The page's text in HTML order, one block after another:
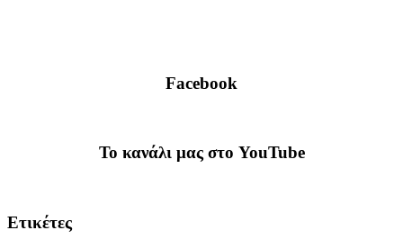
Facebook
To κανάλι μας στο YouTube
Ετικέτες